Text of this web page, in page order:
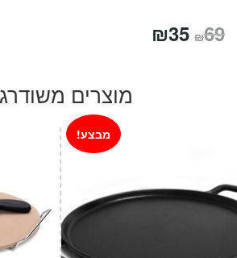
₪69 המחיר
₪35
הוא:
₪35.
מוצרים
מבצע!